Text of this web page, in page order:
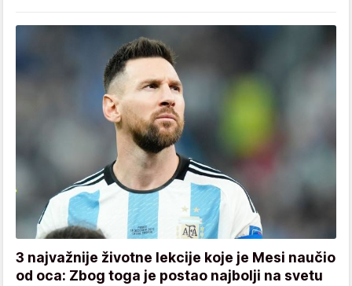
3 najvažnije životne lekcije koje je Mesi naučio
od oca: Zbog toga je postao najbolji na svetu